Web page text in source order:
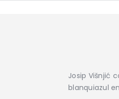
Josip Višnjić
blanquiazul